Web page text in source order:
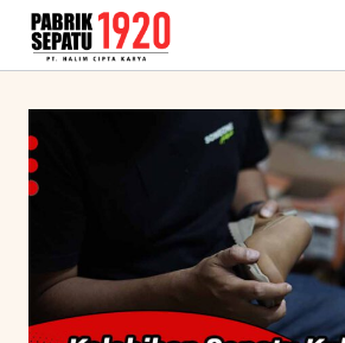
Skip